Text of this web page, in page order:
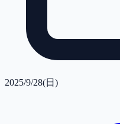
2025/9/28(日)